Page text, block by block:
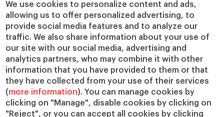
We use cookies to personalize content and ads,
allowing us to offer personalized advertising, to
provide social media features and to analyze our
traffic. We also share information about your use of
our site with our social media, advertising and
analytics partners, who may combine it with other
information that you have provided to them or that
they have collected from your use of their services
(more information). You can manage cookies by
clicking on "Manage", disable cookies by clicking on
"Reject", or you can accept all cookies by clicking